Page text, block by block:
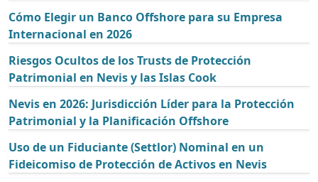
Cómo Elegir un Banco Offshore para su Empresa
Internacional en 2026
Riesgos Ocultos de los Trusts de Protección
Patrimonial en Nevis y las Islas Cook
Nevis en 2026: Jurisdicción Líder para la Protección
Patrimonial y la Planificación Offshore
Uso de un Fiduciante (Settlor) Nominal en un
Fideicomiso de Protección de Activos en Nevis